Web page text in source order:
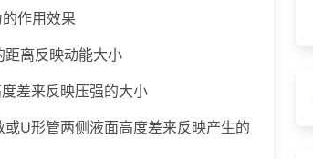
作用效果
离反映动能大小
差来反映压强的大小
U形管两侧液面高度差来反映产生的